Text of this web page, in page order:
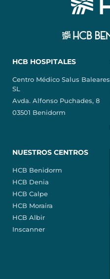
HCB HOSPITALES
Centro Médico Salus Baleares
SL
Avda. Alfonso Puchades, 8
03501 Benidorm
NUESTROS CENTROS
HCB Benidorm
HCB Denia
HCB Calpe
HCB Moraira
HCB Albir
Inscanner